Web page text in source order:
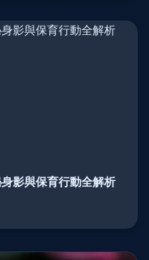
影與保育行動全解析